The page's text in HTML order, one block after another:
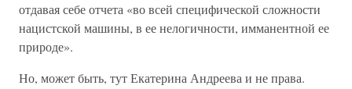
отдавая себе отчета «во всей специфической сложности
нацистской машины, в ее нелогичности, имманентной ее
природе».
Но, может быть, тут Екатерина Андреева и не права.